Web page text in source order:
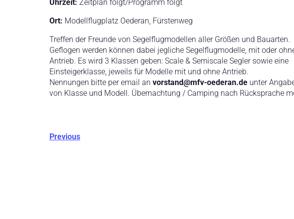
Uhrzeit: Zeitplan folgt/Programm folgt
Ort: Modellflugplatz Oederan, Fürstenweg
Treffen der Freunde von Segelflugmodellen aller Größen und Bauarten.
Geflogen werden können dabei jegliche Segelflugmodelle, mit oder
Antrieb. Es wird 3 Klassen geben: Scale & Semiscale Segler sowie eine
Einsteigerklasse, jeweils für Modelle mit und ohne Antrieb.
Nennungen bitte per email an vorstand@mfv-oederan.de unter
von Klasse und Modell. Übernachtung / Camping nach Rücksprache
Previous